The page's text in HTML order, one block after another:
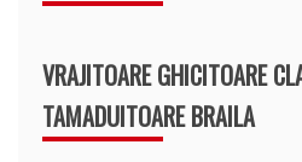
VRAJITOARE GHICITOARE
TAMADUITOARE BRAILA